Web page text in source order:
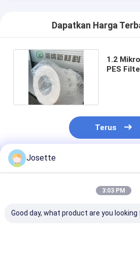
Dapatkan Harga
1.2
PES
Terus
Rekomendasi Produk
Josette
3:03 PM
Good day, what product are you looking